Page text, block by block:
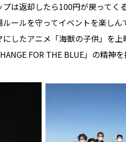
は返却したら100円が戻って
ールを守ってイベントを楽しん
したアニメ「海獣の子供」を上
FOR THE BLUE」の精神